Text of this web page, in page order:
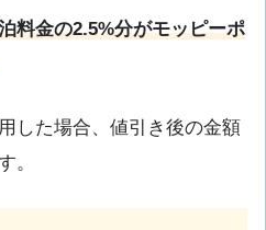
料金の2.5%分がモッピーポ
した場合、値引き後の金額
。